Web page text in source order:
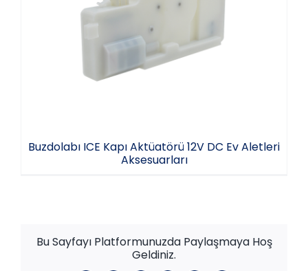
Buzdolabı ICE Kapı Aktüatörü 12V DC Ev
Buzdolabı ICE Kapı Aktüatörü 12V DC Ev Aletleri
Aksesuarları
Bu Sayfayı Platformunuzda Paylaşmaya Hoş
Geldiniz.